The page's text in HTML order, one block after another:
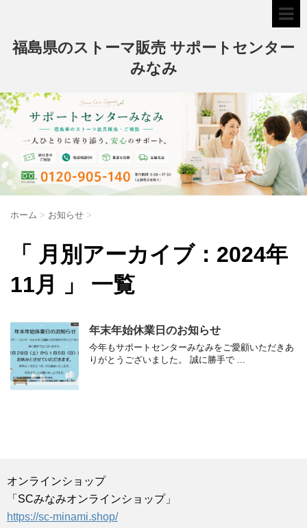
福島県のストーマ販売 サポートセンター
みなみ
ホーム > お知らせ >
「 月別アーカイブ：2024年
11月 」 一覧
年末年始休業日のお知らせ
今年もサポートセンターみなみをご愛顧いただきあ
りがとうございました。 誠に勝手で ...
オンラインショップ
「SCみなみオンラインショップ」
https://sc-minami.shop/